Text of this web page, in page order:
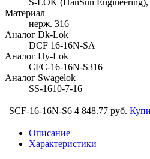
Материал
нерж. 316
Аналог Dk-Lok
DCF 16-16N-SA
Аналог Hy-Lok
CFC-16-16N-S316
Аналог Swagelok
SS-1610-7-16
SCF-16-16N-S6 4 848.77 руб.
Описание
Характеристики